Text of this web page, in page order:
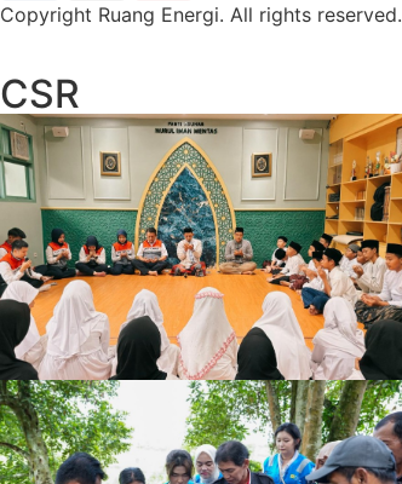
Copyright Ruang Energi. All rights reserved.
CSR